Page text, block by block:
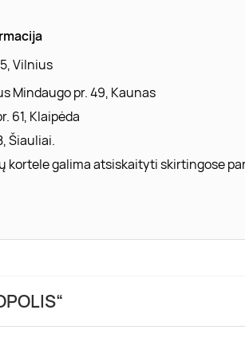
Vilnius
Mindaugo pr. 49, Kaunas
61, Klaipėda
Šiauliai.
kortele galima atsiskaityti skirtingose